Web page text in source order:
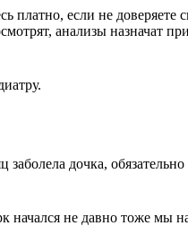
платно, если не
анализы назначат
заболела дочка,
начался не давно тоже мы